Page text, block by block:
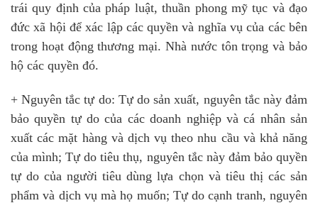
trái quy định của pháp luật, thuần phong mỹ tục và đạo
đức xã hội để xác lập các quyền và nghĩa vụ của các bên
trong hoạt động thương mại. Nhà nước tôn trọng và bảo
hộ các quyền đó.
+ Nguyên tắc tự do: Tự do sản xuất, nguyên tắc này đảm
bảo quyền tự do của các doanh nghiệp và cá nhân sản
xuất các mặt hàng và dịch vụ theo nhu cầu và khả năng
của mình; Tự do tiêu thụ, nguyên tắc này đảm bảo quyền
tự do của người tiêu dùng lựa chọn và tiêu thị các sản
phẩm và dịch vụ mà họ muốn; Tự do cạnh tranh, nguyên